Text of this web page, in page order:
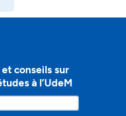
conseils sur
à l’UdeM